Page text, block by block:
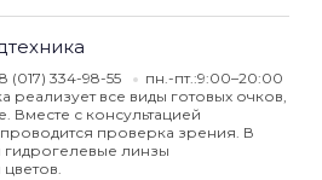
8 (017) 334-98-55
пн.-пт.:9:00–20:00
реализует все виды готовых очков,
Вместе с консультацией
проверка зрения. В
линзы